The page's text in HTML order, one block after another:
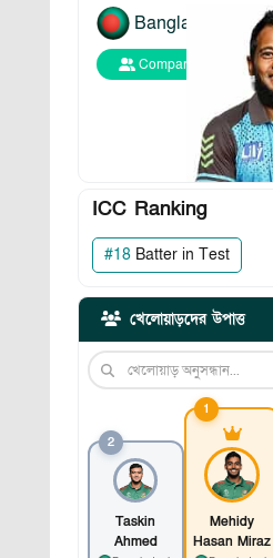
Bangladesh
Compare
ICC Ranking
#18 Batter in Test
খেলোয়াড়দের উপাত্ত
2
Taskin
Ahmed
1
Mehidy
Hasan Miraz